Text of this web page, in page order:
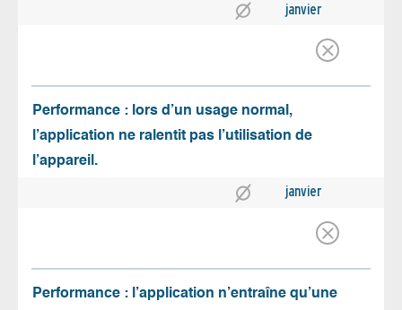
janvier
Performance : lors d’un usage normal,
l’application ne ralentit pas l’utilisation de
l’appareil.
janvier
Performance : l’application n’entraîne qu’une